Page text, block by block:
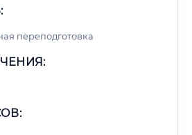
переподготовка